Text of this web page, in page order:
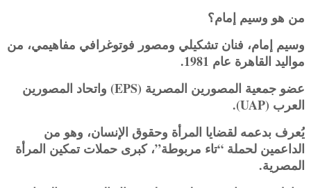
من هو وسيم إمام؟
وسيم إمام، فنان تشكيلي ومصور فوتوغرافي مفاهيمي، من
مواليد القاهرة عام 1981.
عضو جمعية المصورين المصرية (EPS) واتحاد المصورين
العرب (UAP).
يُعرف بدعمه لقضايا المرأة وحقوق الإنسان، وهو من
الداعمين لحملة “تاء مربوطة”، كبرى حملات تمكين المرأة
المصرية.